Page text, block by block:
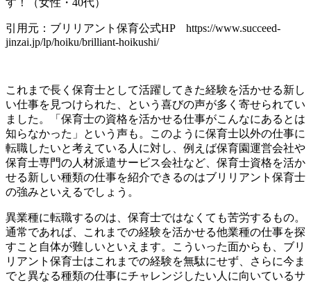
引用元：ブリリアント保育公式HP https://www.succeed-
jinzai.jp/lp/hoiku/brilliant-hoikushi/
これまで長く保育士として活躍してきた経験を活かせる新し
い仕事を見つけられた、という喜びの声が多く寄せられてい
ました。「保育士の資格を活かせる仕事がこんなにあるとは
知らなかった」という声も。このように保育士以外の仕事に
転職したいと考えている人に対し、例えば保育園運営会社や
保育士専門の人材派遣サービス会社など、保育士資格を活か
せる新しい種類の仕事を紹介できるのはブリリアント保育士
の強みといえるでしょう。
異業種に転職するのは、保育士ではなくても苦労するもの。
通常であれば、これまでの経験を活かせる他業種の仕事を探
すこと自体が難しいといえます。こういった面からも、ブリ
リアント保育士はこれまでの経験を無駄にせず、さらに今ま
でと異なる種類の仕事にチャレンジしたい人に向いているサ